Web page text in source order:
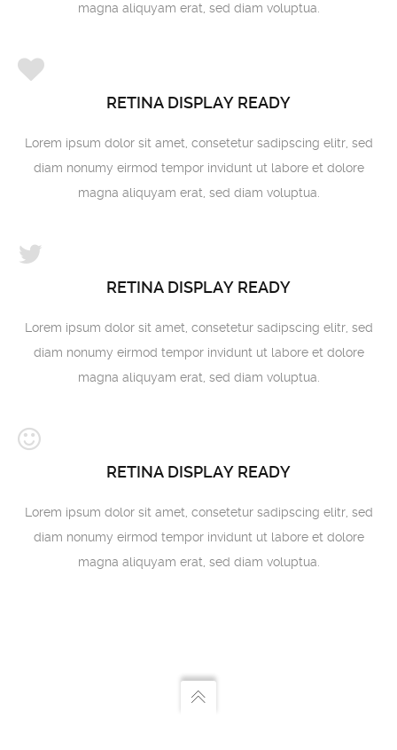
magna aliquyam erat, sed diam voluptua.
RETINA DISPLAY READY
Lorem ipsum dolor sit amet, consetetur sadipscing elitr, sed
diam nonumy eirmod tempor invidunt ut labore et dolore
magna aliquyam erat, sed diam voluptua.
RETINA DISPLAY READY
Lorem ipsum dolor sit amet, consetetur sadipscing elitr, sed
diam nonumy eirmod tempor invidunt ut labore et dolore
magna aliquyam erat, sed diam voluptua.
RETINA DISPLAY READY
Lorem ipsum dolor sit amet, consetetur sadipscing elitr, sed
diam nonumy eirmod tempor invidunt ut labore et dolore
magna aliquyam erat, sed diam voluptua.